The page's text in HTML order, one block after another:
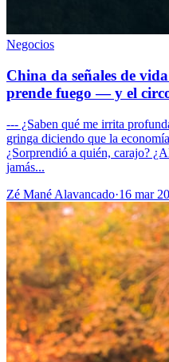
Negocios
China da señales de
prende fuego — y el
--- ¿Saben qué me irrita
gringa diciendo que la
¿Sorprendió a quién, carajo?
jamás...
Zé Mané Alavancado·16 mar